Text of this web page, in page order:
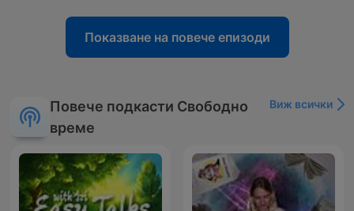
Показване на повече епизоди
Повече подкасти Свободно
време
Виж всички